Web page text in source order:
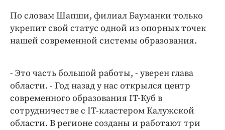
По словам Шапши, филиал Бауманки только
укрепит свой статус одной из опорных точек
нашей современной системы образования.
- Это часть большой работы, - уверен глава
области. - Год назад у нас открылся центр
современного образования IT-Куб в
сотрудничестве с IT-кластером Калужской
области. В регионе созданы и работают три